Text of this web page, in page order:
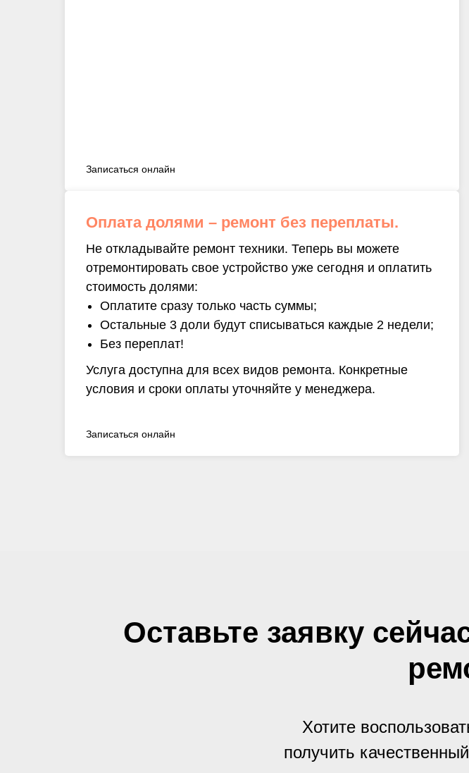
Записаться онлайн
Оплата долями – ремонт без переплаты.
Не откладывайте ремонт техники. Теперь вы можете
отремонтировать свое устройство уже сегодня и оплатить
стоимость долями:
Оплатите сразу только часть суммы;
Остальные 3 доли будут списываться каждые 2 недели;
Без переплат!
Услуга доступна для всех видов ремонта. Конкретные
условия и сроки оплаты уточняйте у менеджера.
Записаться онлайн
Оставьте заявку
Хотите
получить